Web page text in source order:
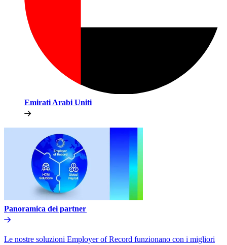
Emirati Arabi Uniti​​
Panoramica dei partner​​
Le nostre soluzioni Employer of Record funzionano con i migliori